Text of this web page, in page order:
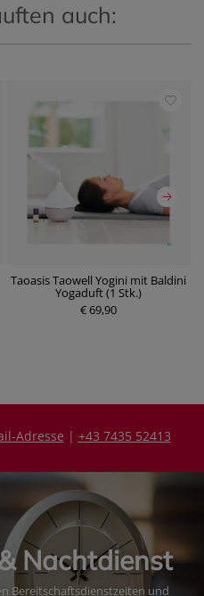
auch:
Taoasis Taowell Yogini mit Baldini
Yogaduft (1 Stk.)
€ 69,90
Adresse | +43 7435 52413
Nachtdienst
Bereitschaftsdienstzeiten und